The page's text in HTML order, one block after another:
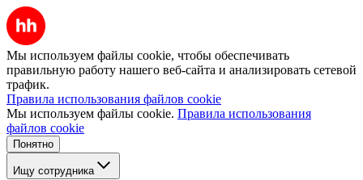
Мы используем файлы cookie, чтобы обеспечивать
правильную работу нашего веб-сайта и анализировать сетевой
трафик.
Правила использования файлов cookie
Мы используем файлы cookie. Правила использования
файлов cookie
Понятно
Ищу сотрудника